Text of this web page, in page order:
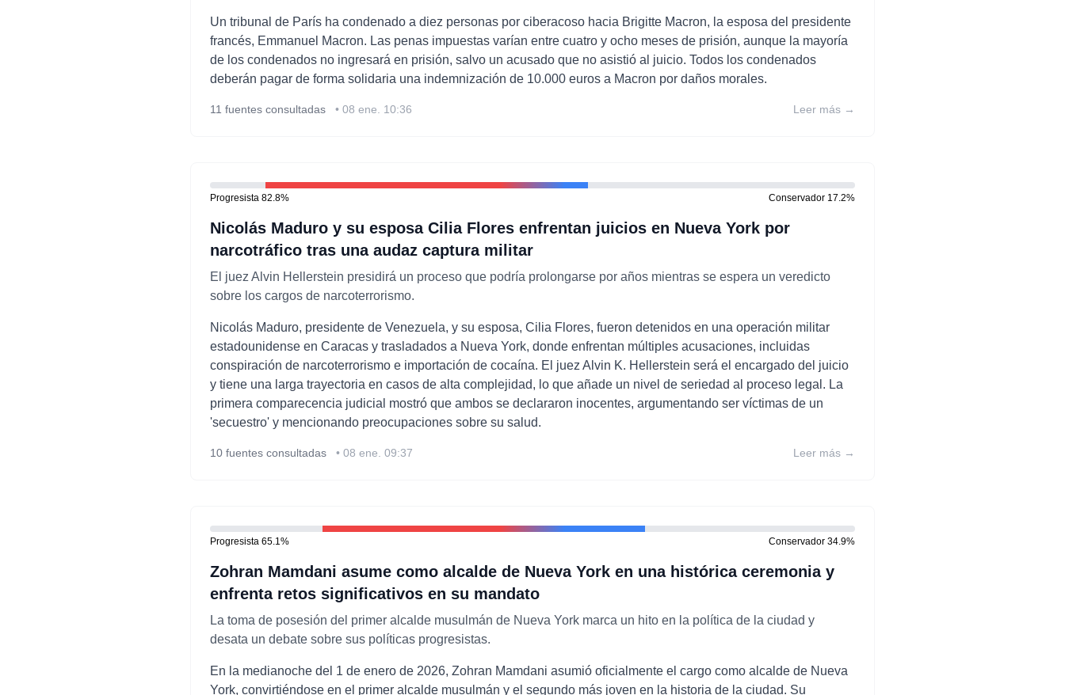
Un tribunal de París ha condenado a diez personas por ciberacoso hacia Brigitte Macron, la esposa del presidente
francés, Emmanuel Macron. Las penas impuestas varían entre cuatro y ocho meses de prisión, aunque la mayoría
de los condenados no ingresará en prisión, salvo un acusado que no asistió al juicio. Todos los condenados
deberán pagar de forma solidaria una indemnización de 10.000 euros a Macron por daños morales.
11 fuentes consultadas • 08 ene. 10:36 Leer más →
Progresista 82.8% Conservador 17.2%
Nicolás Maduro y su esposa Cilia Flores enfrentan juicios en Nueva York por
narcotráfico tras una audaz captura militar
El juez Alvin Hellerstein presidirá un proceso que podría prolongarse por años mientras se espera un veredicto
sobre los cargos de narcoterrorismo.
Nicolás Maduro, presidente de Venezuela, y su esposa, Cilia Flores, fueron detenidos en una operación militar
estadounidense en Caracas y trasladados a Nueva York, donde enfrentan múltiples acusaciones, incluidas
conspiración de narcoterrorismo e importación de cocaína. El juez Alvin K. Hellerstein será el encargado del juicio
y tiene una larga trayectoria en casos de alta complejidad, lo que añade un nivel de seriedad al proceso legal. La
primera comparecencia judicial mostró que ambos se declararon inocentes, argumentando ser víctimas de un
'secuestro' y mencionando preocupaciones sobre su salud.
10 fuentes consultadas • 08 ene. 09:37 Leer más →
Progresista 65.1% Conservador 34.9%
Zohran Mamdani asume como alcalde de Nueva York en una histórica ceremonia y
enfrenta retos significativos en su mandato
La toma de posesión del primer alcalde musulmán de Nueva York marca un hito en la política de la ciudad y
desata un debate sobre sus políticas progresistas.
En la medianoche del 1 de enero de 2026, Zohran Mamdani asumió oficialmente el cargo como alcalde de Nueva
York, convirtiéndose en el primer alcalde musulmán y el segundo más joven en la historia de la ciudad. Su